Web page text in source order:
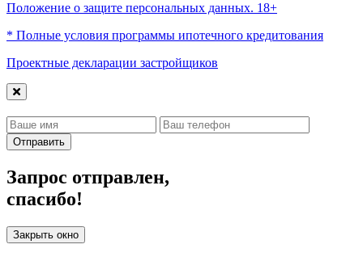
Положение о защите персональных данных. 18+
* Полные условия программы ипотечного кредитования
Проектные декларации застройщиков
Отправить
Запрос отправлен,
спасибо!
Закрыть окно